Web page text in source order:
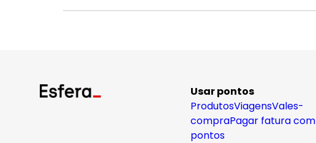
Usar pontos
ProdutosViagensVales-
compraPagar fatura com
pontos